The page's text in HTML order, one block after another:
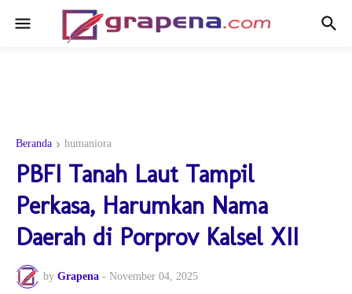
Beranda humaniora
PBFI Tanah Laut Tampil
Perkasa, Harumkan Nama
Daerah di Porprov Kalsel XII
by Grapena - November 04, 2025